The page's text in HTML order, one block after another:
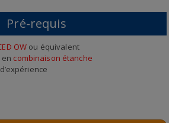
Pré-requis
OW ou équivalent
combinaison étanche